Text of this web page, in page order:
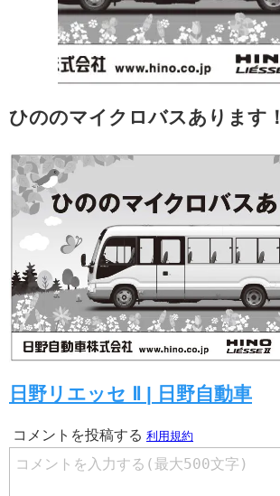
ひののマイクロバスあります！
日野リエッセ Ⅱ | 日野自動車